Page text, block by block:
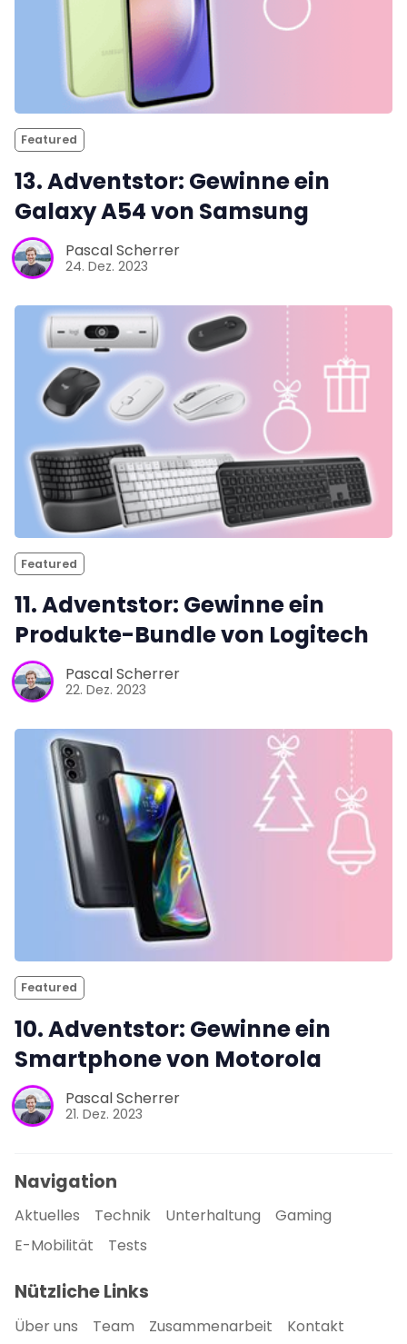
Featured
13. Adventstor: Gewinne ein
Galaxy A54 von Samsung
Pascal Scherrer
24. Dez. 2023
Featured
11. Adventstor: Gewinne ein
Produkte-Bundle von Logitech
Pascal Scherrer
22. Dez. 2023
Featured
10. Adventstor: Gewinne ein
Smartphone von Motorola
Pascal Scherrer
21. Dez. 2023
Navigation
Aktuelles Technik Unterhaltung
Gaming
E-Mobilität
Tests
Nützliche Links
Über uns Team Zusammenarbeit Kontakt